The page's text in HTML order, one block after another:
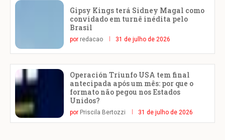
Gipsy Kings terá Sidney Magal como
convidado em turnê inédita pelo
Brasil
por redacao 31 de julho de 2026
Operación Triunfo USA tem final
antecipada após um mês: por que o
formato não pegou nos Estados
Unidos?
por Priscila Bertozzi 31 de julho de 2026